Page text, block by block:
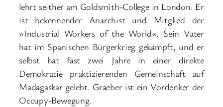
lehrt seither am Goldsmith-College in London. Er
ist bekennender Anarchist und Mitglied der
»Industrial Workers of the World«. Sein Vater
hat im Spanischen Bürgerkrieg gekämpft, und er
selbst hat fast zwei Jahre in einer direkte
Demokratie praktizierenden Gemeinschaft auf
Madagaskar gelebt. Graeber ist ein Vordenker der
Occupy-Bewegung.